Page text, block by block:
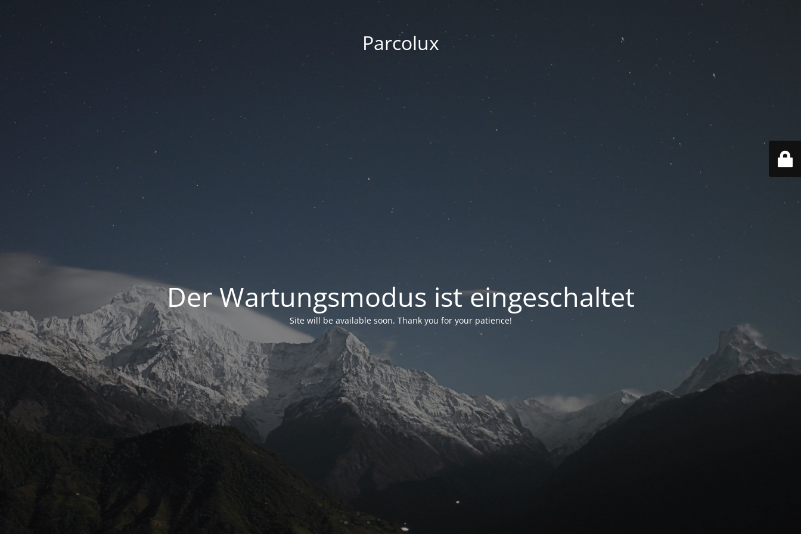
Parcolux
Der Wartungsmodus ist eingeschaltet
Site will be available soon. Thank you for your patience!